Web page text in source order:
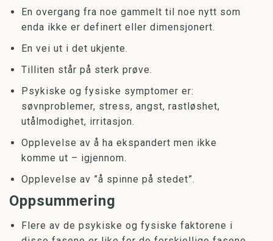
En overgang fra noe gammelt til noe nytt som
enda ikke er definert eller dimensjonert.
En vei ut i det ukjente.
Tilliten står på sterk prøve.
Psykiske og fysiske symptomer er:
søvnproblemer, stress, angst, rastløshet,
utålmodighet, irritasjon.
Opplevelse av å ha ekspandert men ikke
komme ut – igjennom.
Opplevelse av ”å spinne på stedet”.
Oppsummering
Flere av de psykiske og fysiske faktorene i